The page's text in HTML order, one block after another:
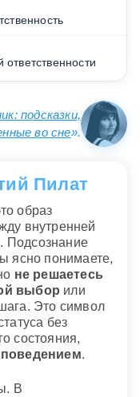
подсказки,
во сне».
Пилат
образ
внутренней
Подсознание
ясно понимаете,
не решаетесь
выбор или
Это символ
без
состояния,
поведением.
В